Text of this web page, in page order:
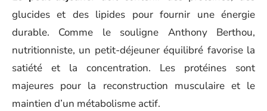
glucides et des lipides pour fournir une énergie
durable. Comme le souligne Anthony Berthou,
nutritionniste, un petit-déjeuner équilibré favorise la
satiété et la concentration. Les protéines sont
majeures pour la reconstruction musculaire et le
maintien d’un métabolisme actif.